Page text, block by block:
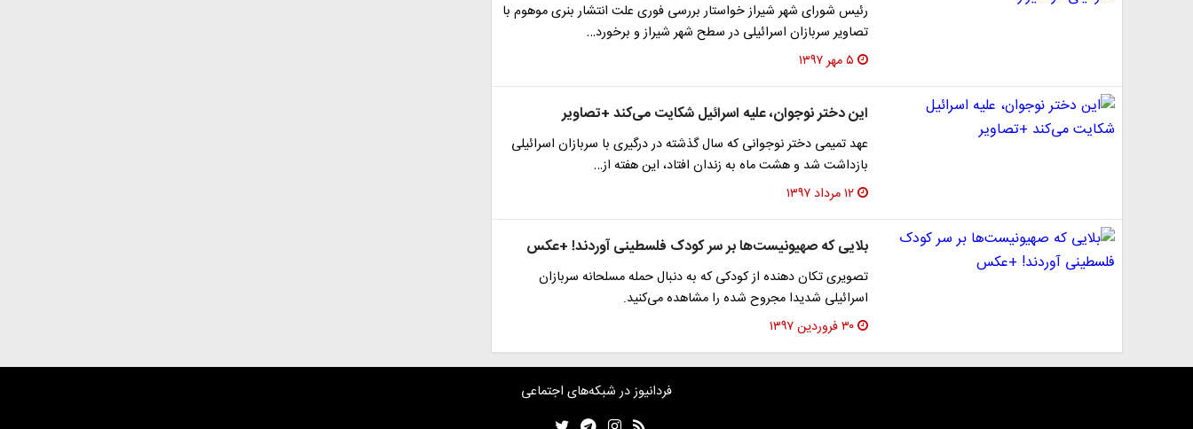
رئیس شورای شهر شیراز خواستار بررسی فوری علت انتشار بنری موهوم با
تصاویر سربازان اسرائیلی در سطح شهر شیراز و برخورد…
۵ مهر ۱۳۹۷
این دختر نوجوان، علیه اسرائیل شکایت می‌کند +تصاویر
عهد تمیمی دختر نوجوانی که سال گذشته در درگیری با سربازان اسرائیلی
بازداشت شد و هشت ماه به زندان افتاد، این هفته از…
۱۲ مرداد ۱۳۹۷
بلایی که صهیونیست‌ها بر سر کودک فلسطینی آوردند! +عکس
تصویری تکان دهنده از کودکی که به دنبال حمله مسلحانه سربازان
اسرائیلی شدیدا مجروح شده را مشاهده می‌کنید.
۳۰ فروردین ۱۳۹۷
فردانیوز در شبکه‌های اجتماعی